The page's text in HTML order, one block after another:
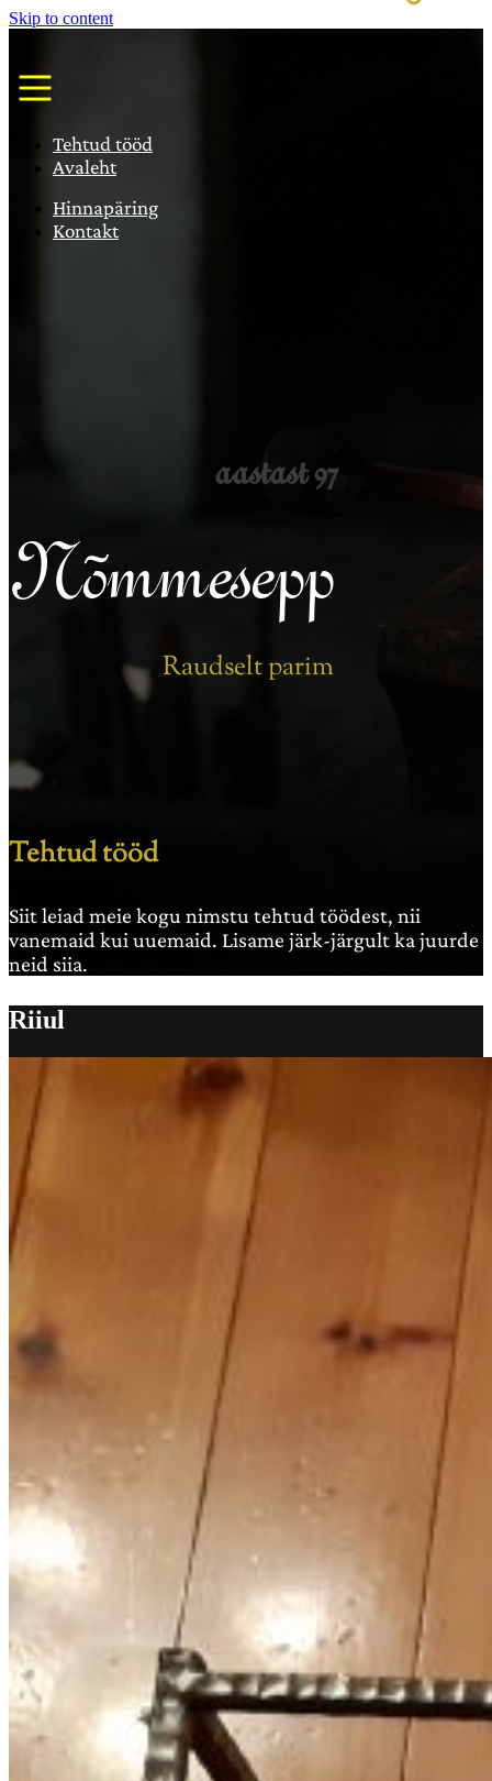
Skip to content
Tehtud tööd
Avaleht
Hinnapäring
Kontakt
aastast 97
Nõmmesepp
Raudselt parim
Tehtud tööd
Siit leiad meie kogu nimstu tehtud töödest, nii
vanemaid kui uuemaid. Lisame järk-järgult ka juurde
neid siia.
Riiul